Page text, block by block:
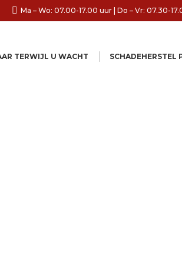
Ma – Wo: 07.00-17.00 uur | Do – Vr: 07.30-
TERWIJL U WACHT SCHADEHERSTEL